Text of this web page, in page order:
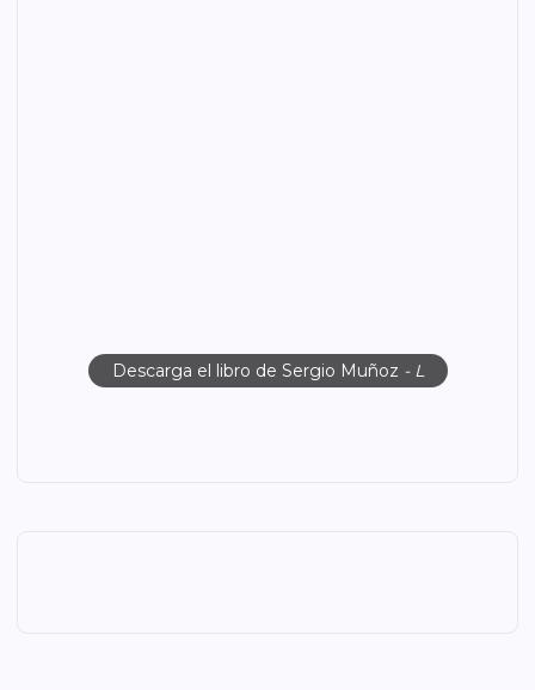
Descarga el libro de Sergio Muñoz - L